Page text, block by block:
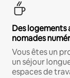
Des logements
nomades
Vous êtes un
un séjour
espaces de